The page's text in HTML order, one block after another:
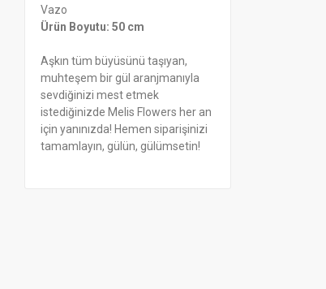
Vazo
Ürün Boyutu: 50 cm
Aşkın tüm büyüsünü taşıyan,
muhteşem bir gül aranjmanıyla
sevdiğinizi mest etmek
istediğinizde Melis Flowers her an
için yanınızda! Hemen siparişinizi
tamamlayın, gülün, gülümsetin!